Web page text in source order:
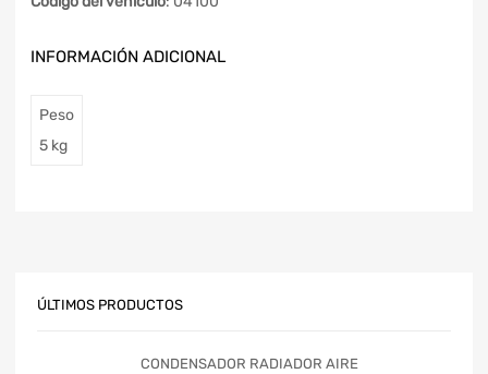
INFORMACIÓN ADICIONAL
Peso
5 kg
ÚLTIMOS PRODUCTOS
CONDENSADOR RADIADOR AIRE